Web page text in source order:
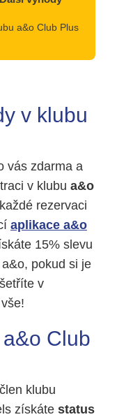
a&o Club Plus
v klubu
vás zdarma a
v klubu a&o
rezervaci
aplikace a&o
15% slevu
pokud si je
v
Club
klubu
získáte status